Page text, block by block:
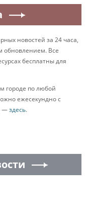
новостей за 24 часа,
обновлением. Все
бесплатны для
городе по любой
ежесекундно с
—здесь.